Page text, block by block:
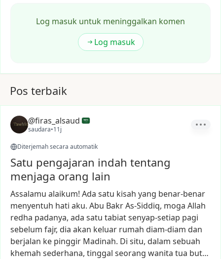
Log masuk untuk meninggalkan komen
Log masuk
Pos terbaik
@firas_alsaud
saudara•11j
Diterjemah secara automatik
Satu pengajaran indah tentang
menjaga orang lain
Assalamu alaikum! Ada satu kisah yang benar-benar
menyentuh hati aku. Abu BakrAs-Siddiq, moga Allah
redha padanya, ada satu tabiatsenyap-setiap pagi
sebelum fajr, dia akan keluar rumah diam-diam dan
berjalan ke pinggir Madinah. Di situ, dalam sebuah
khemah sederhana, tinggal seorang wanita tua but…